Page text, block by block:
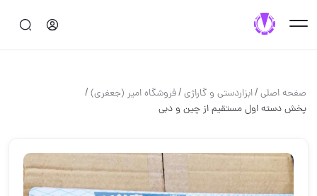
صفحه اصلی/ابزاردستی و گاراژی/فروشگاه امیر (جعفری)/
پخش دسته اول مستقیم از چین و دبی️